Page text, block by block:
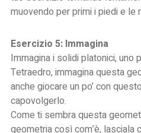
muovendo per primi i piedi e le
Esercizio 5: Immagina
Immagina i solidi platonici, uno
Tetraedro, immagina questa
anche giocare un po’ con
capovolgerlo.
Come ti sembra questa
geometria così com’è, lasciala